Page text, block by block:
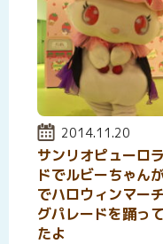
投稿日:
2014.11.20
サンリオピューロ
ドでルビーちゃん
でハロウィンマー
グパレードを踊っ
たよ